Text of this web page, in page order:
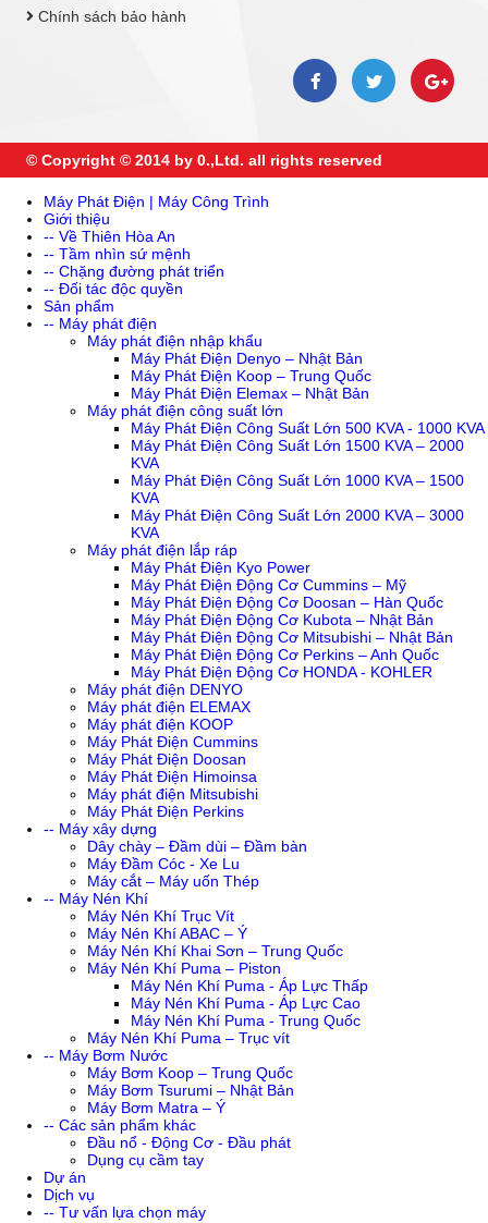
Chính sách bảo hành
© Copyright © 2014 by 0.,Ltd. all rights reserved
Máy Phát Điện | Máy Công Trình
Giới thiệu
-- Về Thiên Hòa An
-- Tầm nhìn sứ mệnh
-- Chặng đường phát triển
-- Đối tác độc quyền
Sản phẩm
-- Máy phát điện
Máy phát điện nhập khẩu
Máy Phát Điện Denyo – Nhật Bản
Máy Phát Điện Koop – Trung Quốc
Máy Phát Điện Elemax – Nhật Bản
Máy phát điện công suất lớn
Máy Phát Điện Công Suất Lớn 500 KVA - 1000 KVA
Máy Phát Điện Công Suất Lớn 1500 KVA – 2000
KVA
Máy Phát Điện Công Suất Lớn 1000 KVA – 1500
KVA
Máy Phát Điện Công Suất Lớn 2000 KVA – 3000
KVA
Máy phát điện lắp ráp
Máy Phát Điện Kyo Power
Máy Phát Điện Động Cơ Cummins – Mỹ
Máy Phát Điện Động Cơ Doosan – Hàn Quốc
Máy Phát Điện Động Cơ Kubota – Nhật Bản
Máy Phát Điện Động Cơ Mitsubishi – Nhật Bản
Máy Phát Điện Động Cơ Perkins – Anh Quốc
Máy Phát Điện Động Cơ HONDA - KOHLER
Máy phát điện DENYO
Máy phát điện ELEMAX
Máy phát điện KOOP
Máy Phát Điện Cummins
Máy Phát Điện Doosan
Máy Phát Điện Himoinsa
Máy phát điện Mitsubishi
Máy Phát Điện Perkins
-- Máy xây dựng
Dây chày – Đầm dùi – Đầm bàn
Máy Đầm Cóc - Xe Lu
Máy cắt – Máy uốn Thép
-- Máy Nén Khí
Máy Nén Khí Trục Vít
Máy Nén Khí ABAC – Ý
Máy Nén Khí Khai Sơn – Trung Quốc
Máy Nén Khí Puma – Piston
Máy Nén Khí Puma - Áp Lực Thấp
Máy Nén Khí Puma - Áp Lực Cao
Máy Nén Khí Puma - Trung Quốc
Máy Nén Khí Puma – Trục vít
-- Máy Bơm Nước
Máy Bơm Koop – Trung Quốc
Máy Bơm Tsurumi – Nhật Bản
Máy Bơm Matra – Ý
-- Các sản phẩm khác
Đầu nổ - Động Cơ - Đầu phát
Dụng cụ cầm tay
Dự án
Dịch vụ
-- Tư vấn lựa chọn máy